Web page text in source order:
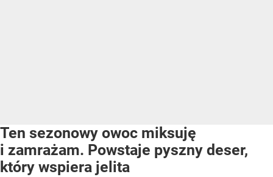
Ten sezonowy owoc miksuję
i zamrażam. Powstaje pyszny deser,
który wspiera jelita